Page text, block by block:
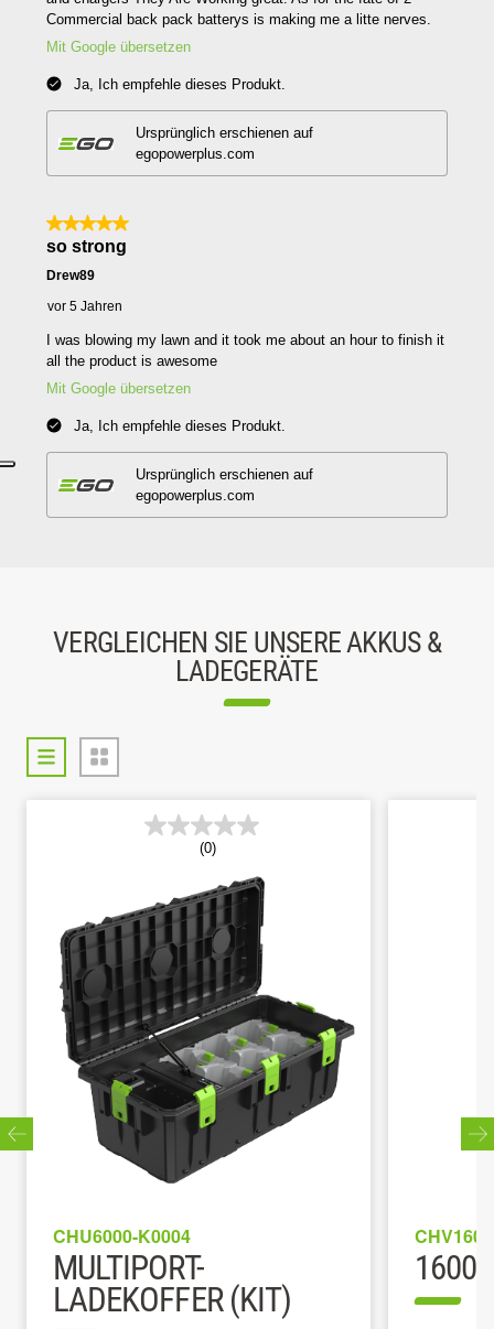
VERGLEICHEN SIE UNSERE AKKUS &
LADEGERÄTE
(0)
CHU6000-K0004
MULTIPORT-
LADEKOFFER (KIT)
1600